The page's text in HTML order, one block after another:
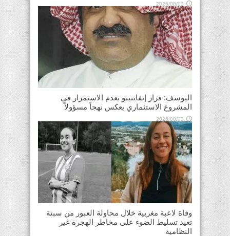
2026/08/03
اليوسف: قرار إنفانتينو بعدم الاستمرار في
المشروع الاستثماري يعكس نهجاً مسؤولاً
2026/08/03
وفاة لاعبة مغربية خلال محاولة العبور من سبتة
تعيد تسليط الضوء على مخاطر الهجرة غير
النظامية